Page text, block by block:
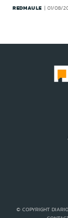
REDMAULE 01/08/
© COPYRIGHT